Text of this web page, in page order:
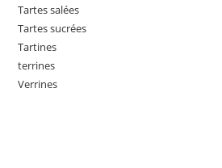
Tartes salées
Tartes sucrées
Tartines
terrines
Verrines